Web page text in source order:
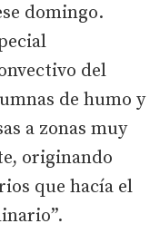
domingo.
del
de humo y
a zonas muy
originando
que hacía el